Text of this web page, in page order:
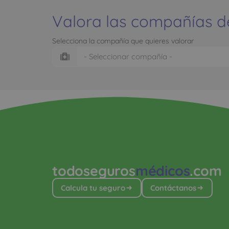
Valora las compañías
Selecciona la compañía que quieres valorar
todosegurosmédicos.com
Calcula tu seguro Contáctanos